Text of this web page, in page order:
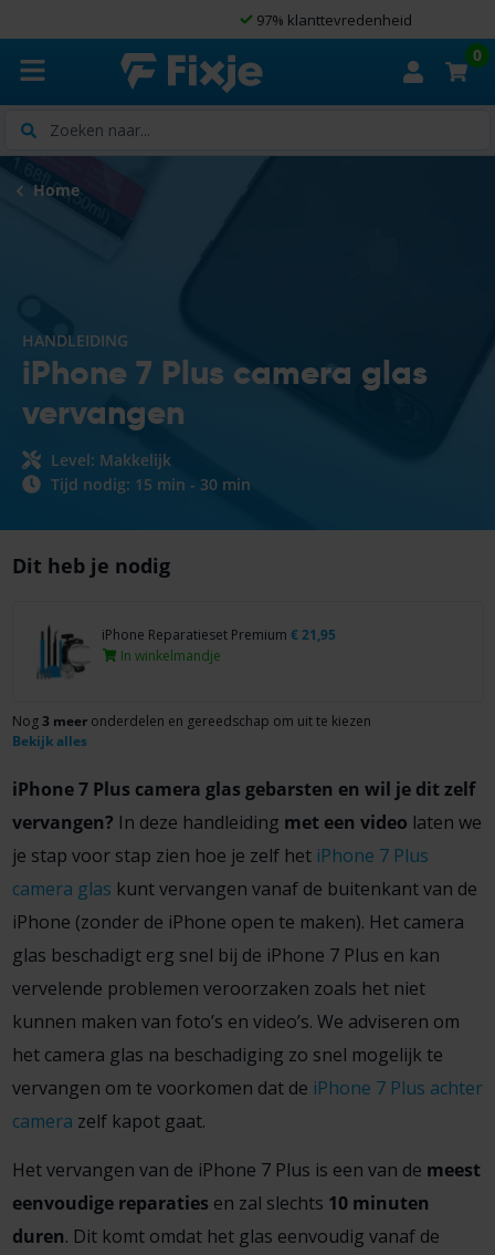
97% klanttevredenheid
Zoeken
0
Home
HANDLEIDING
iPhone 7 Plus camera glas
vervangen
Level: Makkelijk
Tijd nodig: 15 min - 30 min
Dit heb je nodig
iPhone Reparatieset Premium €21,95
In winkelmandje
Nog3 meeronderdelen en gereedschap om uit te kiezen
Bekijk alles
iPhone 7 Plus camera glas gebarsten en wil je dit zelf
vervangen? In deze handleiding met een video laten we
je stap voor stap zien hoe je zelf het iPhone 7 Plus
camera glas kunt vervangen vanaf de buitenkant van de
iPhone (zonder de iPhone open te maken). Het camera
glas beschadigt erg snel bij de iPhone 7 Plus en kan
vervelende problemen veroorzaken zoals het niet
kunnen maken van foto’s en video’s. We adviseren om
het camera glas na beschadiging zo snel mogelijk te
vervangen om te voorkomen dat de iPhone 7 Plus achter
camera zelf kapot gaat.
Het vervangen van de iPhone 7 Plus is een van de meest
eenvoudige reparaties en zal slechts 10 minuten
duren. Dit komt omdat het glas eenvoudig vanaf de